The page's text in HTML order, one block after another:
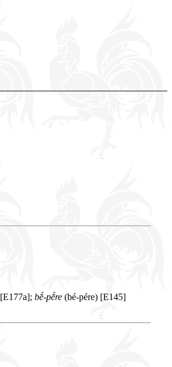
[E177a]; bḗ-pḗre (bé-pére) [E145]